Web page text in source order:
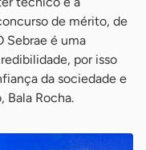
de mérito, de
Sebrae é uma
por isso
da sociedade e
Bala Rocha.